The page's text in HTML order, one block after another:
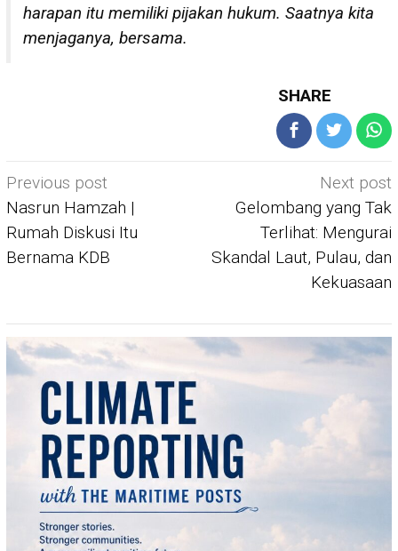
harapan itu memiliki pijakan hukum. Saatnya kita
menjaganya, bersama.
SHARE
Post
navigation
Previous post
Nasrun Hamzah |
Rumah Diskusi Itu
Bernama KDB
Next post
Gelombang yang Tak
Terlihat: Mengurai
Skandal Laut, Pulau, dan
Kekuasaan